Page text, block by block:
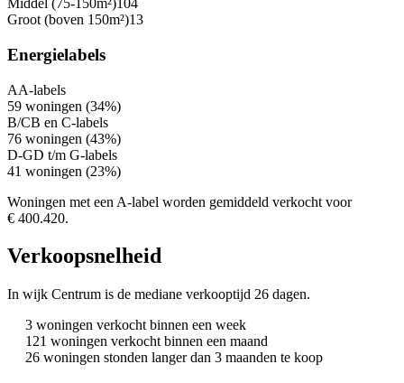
Middel (75-150m²)104
Groot (boven 150m²)13
Energielabels
AA-labels
59 woningen (34%)
B/CB en C-labels
76 woningen (43%)
D-GD t/m G-labels
41 woningen (23%)
Woningen met een A-label worden gemiddeld verkocht voor
€ 400.420.
Verkoopsnelheid
In wijk Centrum is de mediane verkooptijd 26 dagen.
3 woningen verkocht binnen een week
121 woningen verkocht binnen een maand
26 woningen stonden langer dan 3 maanden te koop